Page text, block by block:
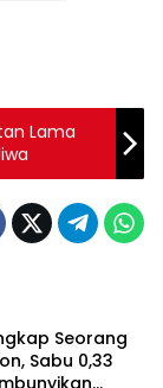
Lama
Seorang
Sabu 0,33